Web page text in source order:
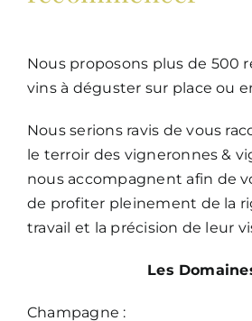
Nous proposons plus de 500
vins à déguster sur place ou
Nous serions ravis de vous
le terroir des vigneronnes &
nous accompagnent afin de
de profiter pleinement de la
travail et la précision de leur
Les
Champagne :